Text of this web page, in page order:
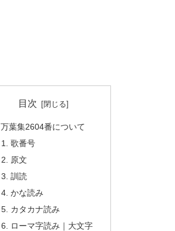
目次
万葉集2604番について
歌番号
原文
訓読
かな読み
カタカナ読み
ローマ字読み｜大文字